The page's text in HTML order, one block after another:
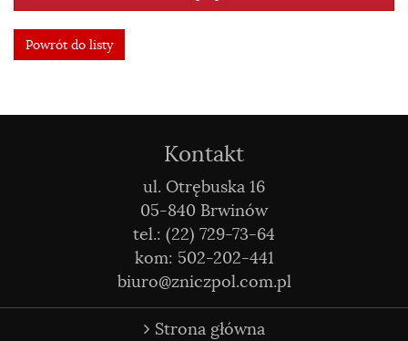
Powrót do listy
Kontakt
ul. Otrębuska 16
05-840 Brwinów
tel.: (22) 729-73-64
kom: 502-202-441
biuro@zniczpol.com.pl
Strona główna